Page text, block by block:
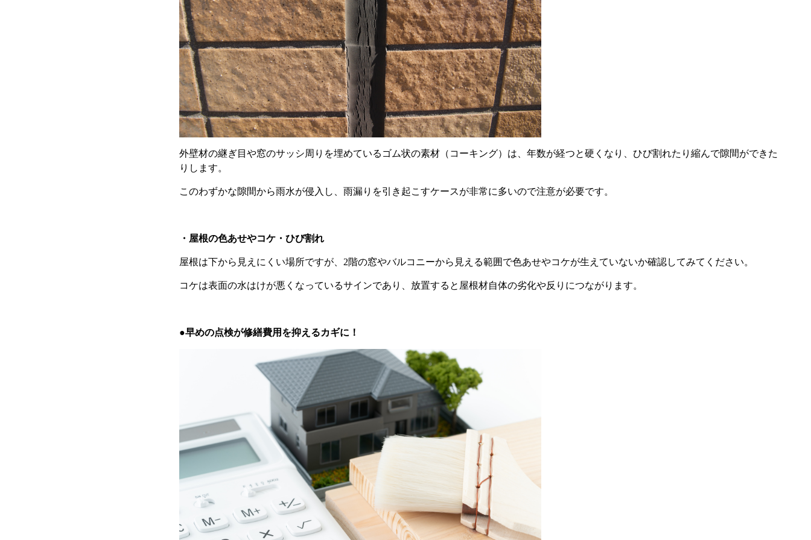
外壁材の継ぎ目や窓のサッシ周りを埋めているゴム状の素材（コーキング）は、年数が経つと硬くなり、ひび割れたり縮んで隙間ができた
りします。
このわずかな隙間から雨水が侵入し、雨漏りを引き起こすケースが非常に多いので注意が必要です。
・屋根の色あせやコケ・ひび割れ
屋根は下から見えにくい場所ですが、 2階の窓やバルコニーから見える範囲で色あせやコケが生えていないか確認してみてください。
コケは表面の水はけが悪くなっているサインであり、放置すると屋根材自体の劣化や反りにつながります。
●早めの点検が修繕費用を抑えるカギに！